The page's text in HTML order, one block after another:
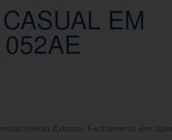
EM
Externo Fechamento em zíper